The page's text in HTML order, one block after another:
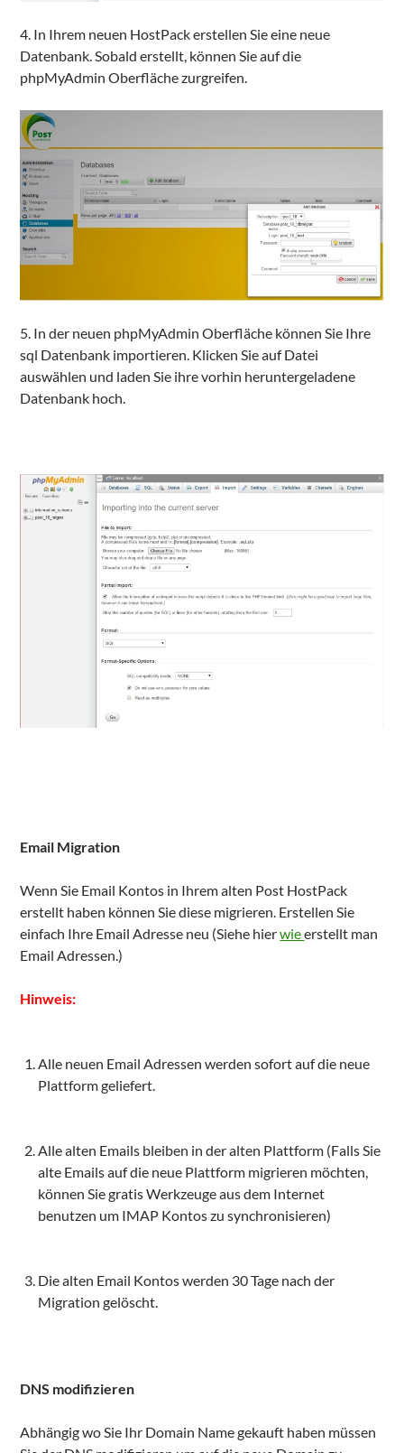
4. In Ihrem neuen HostPack erstellen Sie eine neue
Datenbank. Sobald erstellt, können Sie auf die
phpMyAdmin Oberfläche zurgreifen.
5. In der neuen phpMyAdmin Oberfläche können Sie Ihre
sql Datenbank importieren. Klicken Sie auf Datei
auswählen und laden Sie ihre vorhin heruntergeladene
Datenbank hoch.
Email Migration
Wenn Sie Email Kontos in Ihrem alten Post HostPack
erstellt haben können Sie diese migrieren. Erstellen Sie
einfach Ihre Email Adresse neu (Siehe hierwieerstellt man
Email Adressen.)
Hinweis:
Alle neuen Email Adressen werden sofort auf die neue
Plattform geliefert.
Alle alten Emails bleiben in der alten Plattform (Falls Sie
alte Emails auf die neue Plattform migrieren möchten,
können Sie gratis Werkzeuge aus dem Internet
benutzen um IMAP Kontos zu synchronisieren)
Die alten Email Kontos werden 30 Tage nach der
Migration gelöscht.
DNS modifizieren
Abhängig wo Sie Ihr Domain Name gekauft haben müssen